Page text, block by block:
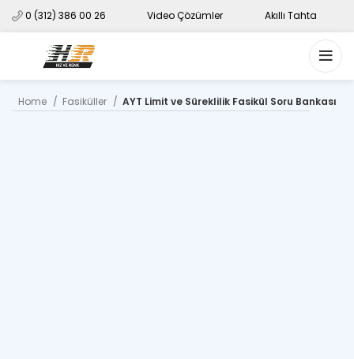
0 (312) 386 00 26 Video Çözümler Akıllı Tahta
Home Fasiküller AYT Limit ve Süreklilik Fasikül Soru Bankası